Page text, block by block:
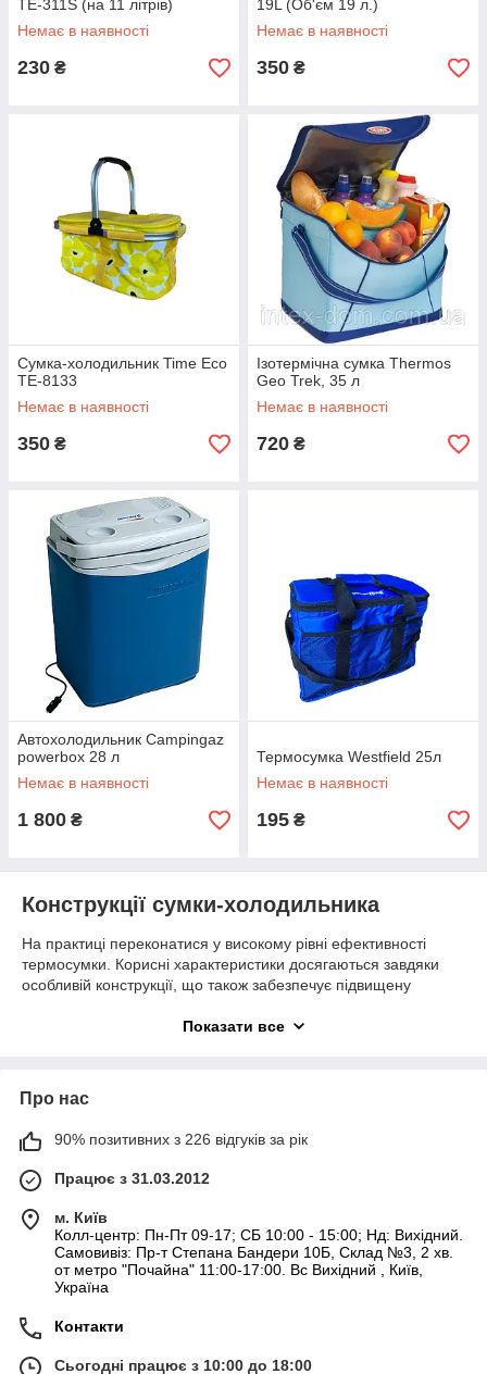
TE-311S (на 11 літрів)
Немає в наявності
230 ₴
19L (Об'єм 19 л.)
Немає в наявності
350 ₴
Сумка-холодильник Time Eco
TE-8133
Немає в наявності
350 ₴
Ізотермічна сумка Thermos
Geo Trek, 35 л
Немає в наявності
720 ₴
Автохолодильник Campingaz
powerbox 28 л
Немає в наявності
1 800 ₴
Термосумка Westfield 25л
Немає в наявності
195 ₴
Конструкції сумки-холодильника
На практиці переконатися у високому рівні ефективності
термосумки. Корисні характеристики досягаються завдяки
особливій конструкції, що також забезпечує підвищену
наявність спеціальних кишень, призначених для
проникнення теплого повітря)
фольгированной обробки
термобокс, в якому термоізоляційний шар досягає
1,5 см довше утримувати тепло
ременями і ручками, дозволить більш комфортно
Показати все
Про нас
90% позитивних з 226 відгуків за рік
Працює з 31.03.2012
м. Київ
Колл-центр: Пн-Пт 09-17; СБ 10:00 - 15:00; Нд: Вихідний.
Самовивіз: Пр-т Степана Бандери 10Б, Склад №3, 2 хв.
от метро "Почайна" 11:00-17:00. Вс Вихідний , Київ,
Україна
Контакти
Сьогодні працює з 10:00 до 18:00